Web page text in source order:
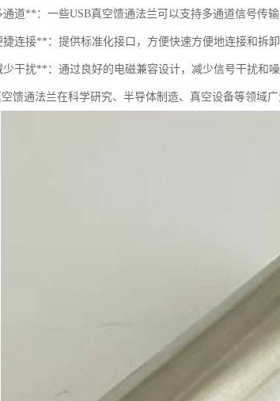
道**：一些USB真空馈通法兰可以支持多通道信号传输
连接**：提供标准化接口，方便快速方便地连接和拆
干扰**：通过良好的电磁兼容设计，减少信号干扰和噪
馈通法兰在科学研究、半导体制造、真空设备等领域广